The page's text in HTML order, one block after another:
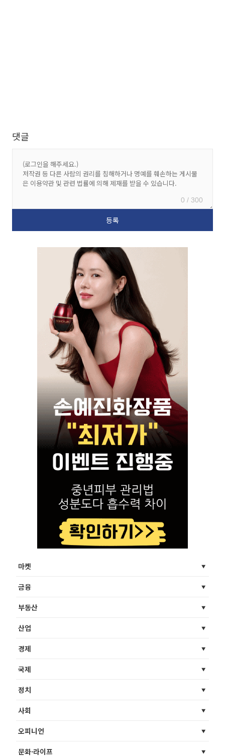
댓글
0 / 300
마켓
금융
부동산
산업
경제
국제
정치
사회
오피니언
문화·라이프